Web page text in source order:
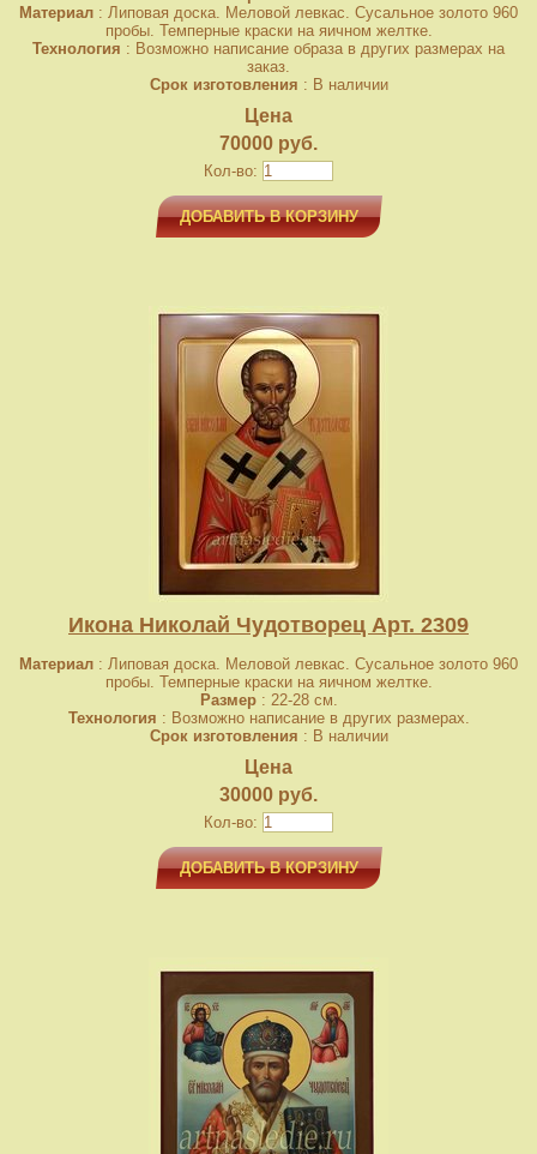
Материал : Липовая доска. Меловой левкас. Сусальное золото 960
пробы. Темперные краски на яичном желтке.
Технология : Возможно написание образа в других размерах на
заказ.
Срок изготовления : В наличии
Цена
70000 руб.
Кол-во:
ДОБАВИТЬ В КОРЗИНУ
Икона Николай Чудотворец Арт. 2309
Материал : Липовая доска. Меловой левкас. Сусальное золото 960
пробы. Темперные краски на яичном желтке.
Размер: 22-28 см.
Технология : Возможно написание в других размерах.
Срок изготовления : В наличии
Цена
30000 руб.
Кол-во:
ДОБАВИТЬ В КОРЗИНУ